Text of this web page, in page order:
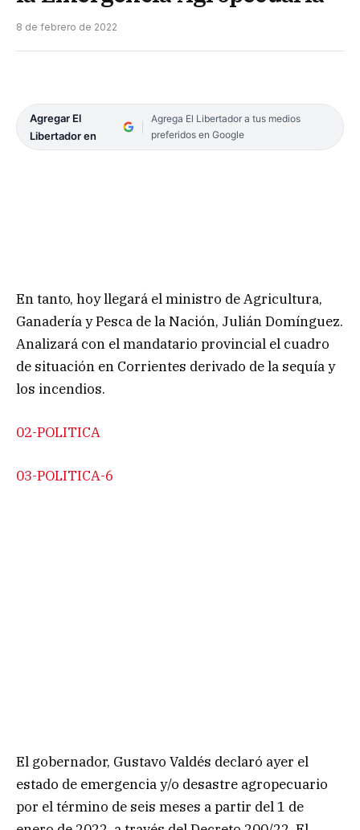
8 de febrero de 2022
Agregar El
Libertador en
Agrega El Libertador a tus medios
preferidos en Google
En tanto, hoy llegará el ministro de Agricultura,
Ganadería y Pesca de la Nación, Julián Domínguez.
Analizará con el mandatario provincial el cuadro
de situación en Corrientes derivado de la sequía y
los incendios.
02-POLITICA
03-POLITICA-6
El gobernador, Gustavo Valdés declaró ayer el
estado de emergencia y/o desastre agropecuario
por el término de seis meses a partir del 1 de